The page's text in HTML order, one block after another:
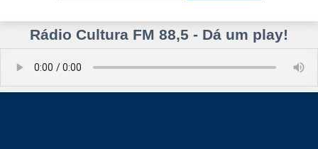
Rádio Cultura FM 88,5 - Dá um play!